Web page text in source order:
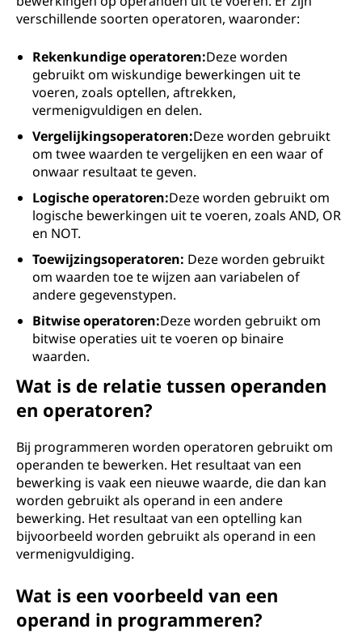
verschillende soorten operatoren, waaronder:
Rekenkundige operatoren:Deze worden
gebruikt om wiskundige bewerkingen uit te
voeren, zoals optellen, aftrekken,
vermenigvuldigen en delen.
Vergelijkingsoperatoren:Deze worden gebruikt
om twee waarden te vergelijken en een waar of
onwaar resultaat te geven.
Logische operatoren:Deze worden gebruikt om
logische bewerkingen uit te voeren, zoals AND, OR
en NOT.
Toewijzingsoperatoren: Deze worden gebruikt
om waarden toe te wijzen aan variabelen of
andere gegevenstypen.
Bitwise operatoren:Deze worden gebruikt om
bitwise operaties uit te voeren op binaire
waarden.
Wat is de relatie tussen operanden
en operatoren?
Bij programmeren worden operatoren gebruikt om
operanden te bewerken. Het resultaat van een
bewerking is vaak een nieuwe waarde, die dan kan
worden gebruikt als operand in een andere
bewerking. Het resultaat van een optelling kan
bijvoorbeeld worden gebruikt als operand in een
vermenigvuldiging.
Wat is een voorbeeld van een
operand in programmeren?